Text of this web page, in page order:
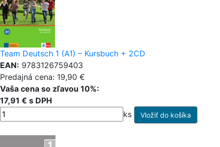
Team Deutsch 1 (A1) – Kursbuch + 2CD
EAN: 9783126759403
Predajná cena: 19,90 €
Vaša cena so zľavou 10%:
17,91 € s DPH
ks